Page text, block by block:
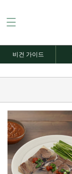
비건 가이드